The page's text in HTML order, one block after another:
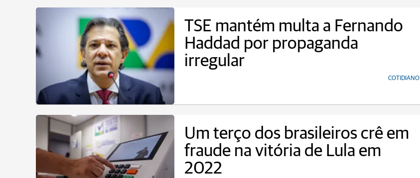
TSE mantém multa a Fernando
Haddad por propaganda
irregular
COTIDIANO
Um terço dos brasileiros crê em
fraude na vitória de Lula em
2022